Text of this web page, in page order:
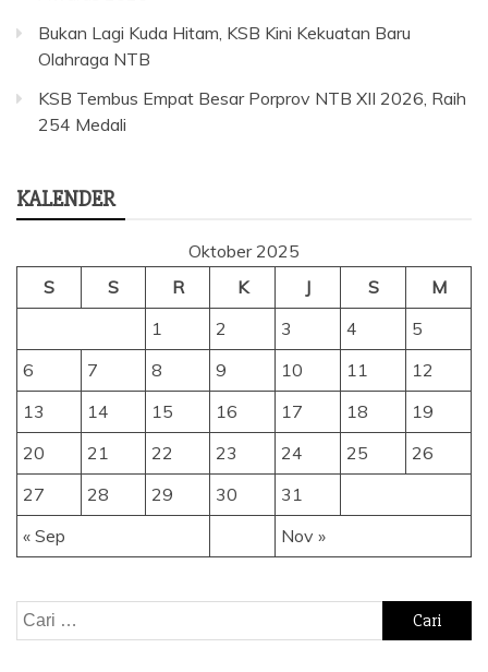
Bukan Lagi Kuda Hitam, KSB Kini Kekuatan Baru
Olahraga NTB
KSB Tembus Empat Besar Porprov NTB XII 2026, Raih
254 Medali
KALENDER
Oktober 2025
S
S R K J S M
« Sep Nov »
1 2 3 4
5
6
7 8 9 10 11
12
13
14 15 16 17 18
19
20
21 22 23 24 25
26
27
28 29 30 31
Cari
untuk: